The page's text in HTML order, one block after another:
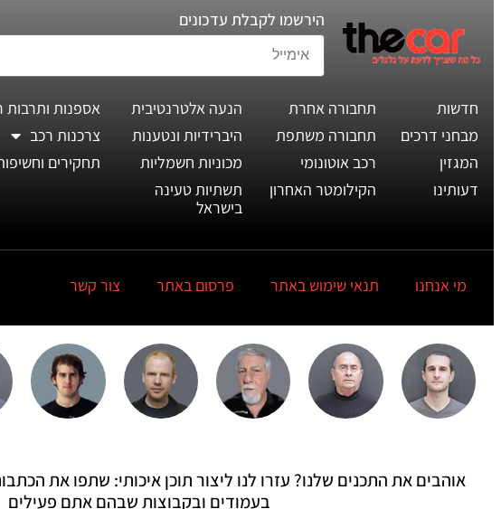
הירשמו לקבלת עדכונים
חדשות
מבחני דרכים
המגזין
דעותינו
תחבורה אחרת
תחבורה משתפת
רכב אוטונומי
הקילומטר האחרון
הנעה אלטרנטיבית
היברידיות ונטענות
מכוניות חשמליות
תשתיות טעינה
בישראל
אספנות ותרבות
צרכנות רכב
תחקירים
מי אנחנו תנאי שימוש באתר פרסום באתר צור קשר
אוהבים את התכנים שלנו? עזרו לנו ליצור תוכן איכותי: שתפו את
בעמודים ובקבוצות שבהם אתם פעילים